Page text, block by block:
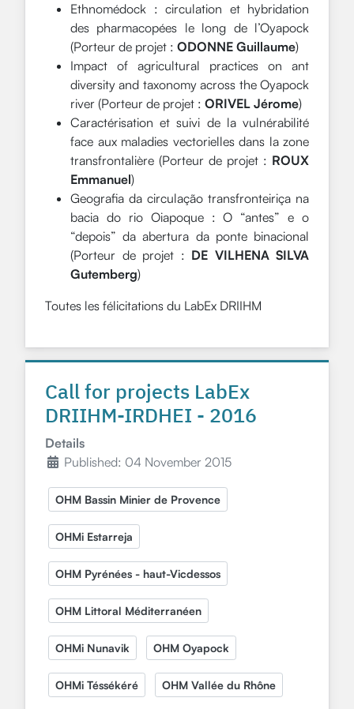
Ethnomédock : circulation et hybridation
des pharmacopées le long de l’Oyapock
(Porteur de projet : ODONNE Guillaume)
Impact of agricultural practices on ant
diversity and taxonomy across the Oyapock
river (Porteur de projet : ORIVEL Jérome)
Caractérisation et suivi de la vulnérabilité
face aux maladies vectorielles dans la zone
transfrontalière (Porteur de projet : ROUX
Emmanuel)
Geografia da circulação transfronteiriça na
bacia do rio Oiapoque : O “antes” e o
“depois” da abertura da ponte binacional
(Porteur de projet : DE VILHENA SILVA
Gutemberg)
Toutes les félicitations du LabEx DRIIHM
Call for projects LabEx
DRIIHM-IRDHEI - 2016
Details
Published: 04 November 2015
OHM Bassin Minier de Provence
OHMi Estarreja
OHM Pyrénées - haut-Vicdessos
OHM Littoral Méditerranéen
OHMi Nunavik OHM Oyapock
OHMi Téssékéré OHM Vallée du Rhône